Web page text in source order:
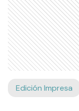
Edición Impresa